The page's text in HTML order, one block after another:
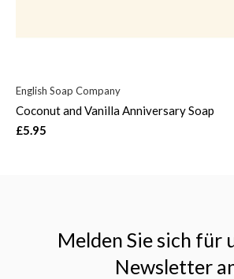
English Soap Company
Coconut and Vanilla Anniversary Soap
£5.95
Melden Sie sich für
Newsletter